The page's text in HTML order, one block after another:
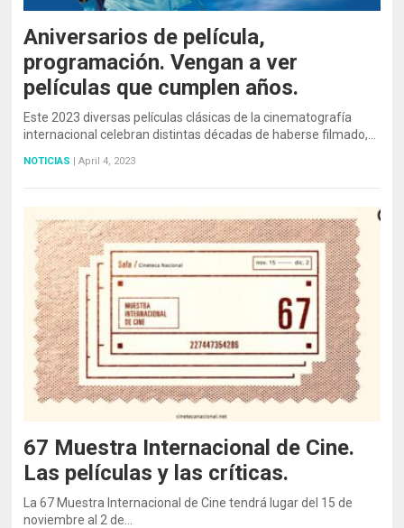
Aniversarios de película,
programación. Vengan a ver
películas que cumplen años.
Este 2023 diversas películas clásicas de la cinematografía
internacional celebran distintas décadas de haberse filmado,…
NOTICIAS April 4, 2023
67 Muestra Internacional de Cine.
Las películas y las críticas.
La 67 Muestra Internacional de Cine tendrá lugar del 15 de
noviembre al 2 de…